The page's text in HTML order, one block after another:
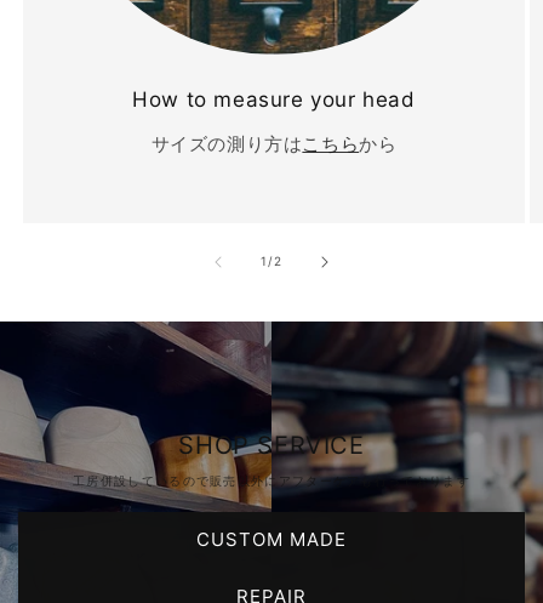
How to measure your head
サイズの測り方はこちらから
1 /の
2
SHOP SERVICE
工房併設しているので販売以外にアフターケアも行っております
CUSTOM MADE
REPAIR